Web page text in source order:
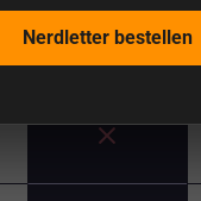
Nerdletter bestellen